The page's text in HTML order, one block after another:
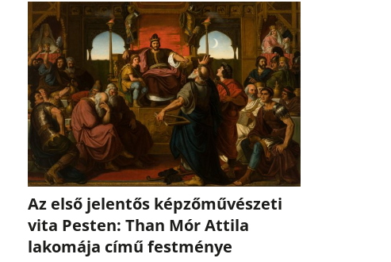
Az első jelentős képzőművészeti
vita Pesten: Than Mór Attila
lakomája című festménye